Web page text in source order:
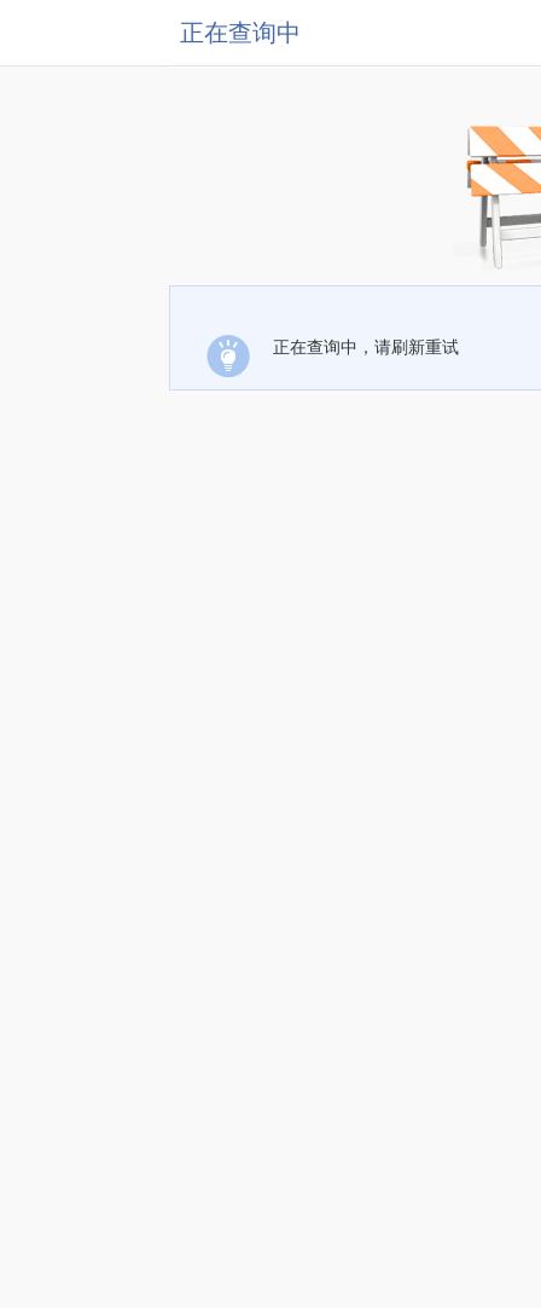
正在查询中
正在查询中，请刷新重试